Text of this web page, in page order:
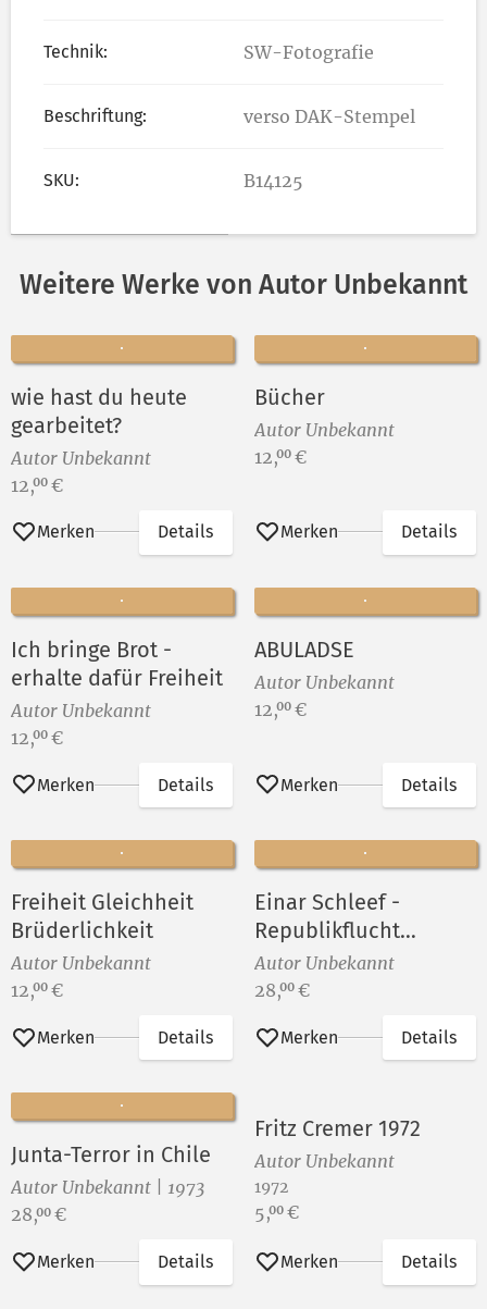
Technik: SW-Fotografie
Beschriftung: verso DAK-Stempel
SKU: B14125
Weitere Werke von Autor Unbekannt
wie hast du heute
gearbeitet?
Autor Unbekannt
Preis:
12,00 €
Merken Details
Bücher
Autor Unbekannt
Preis:
12,00 €
Merken Details
Ich bringe Brot -
erhalte dafür Freiheit
Autor Unbekannt
Preis:
12,00 €
Merken Details
ABULADSE
Autor Unbekannt
Preis:
12,00 €
Merken Details
Freiheit Gleichheit
Brüderlichkeit
Autor Unbekannt
Preis:
12,00 €
Merken Details
Einar Schleef -
Republikflucht
Waffenstillstand
Heimkehr
Autor Unbekannt
Preis:
28,00 €
Merken Details
Junta-Terror in Chile
Autor Unbekannt | 1973
Preis:
28,00 €
Merken Details
Fritz Cremer 1972
Autor Unbekannt
1972
Preis:
5,00 €
Merken Details